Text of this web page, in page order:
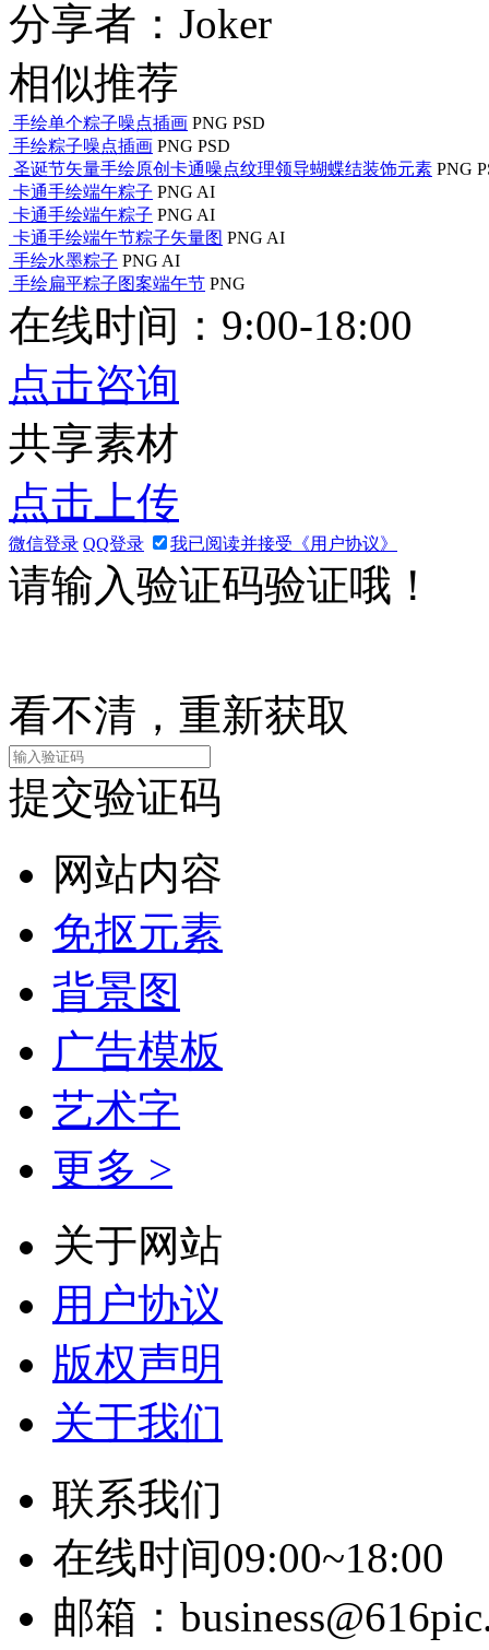
分享者：Joker
相似推荐
手绘单个粽子噪点插画 PNG PSD
手绘粽子噪点插画 PNG PSD
圣诞节矢量手绘原创卡通噪点纹理领导蝴蝶结装饰元素 PNG
卡通手绘端午粽子 PNG AI
卡通手绘端午粽子 PNG AI
卡通手绘端午节粽子矢量图 PNG AI
手绘水墨粽子 PNG AI
手绘扁平粽子图案端午节 PNG
在线时间：9:00-18:00
点击咨询
共享素材
点击上传
微信登录 QQ登录 我已阅读并接受《用户协议》
请输入验证码验证哦！
看不清，重新获取
提交验证码
网站内容
免抠元素
背景图
广告模板
艺术字
更多 >
关于网站
用户协议
版权声明
关于我们
联系我们
在线时间09:00~18:00
邮箱：